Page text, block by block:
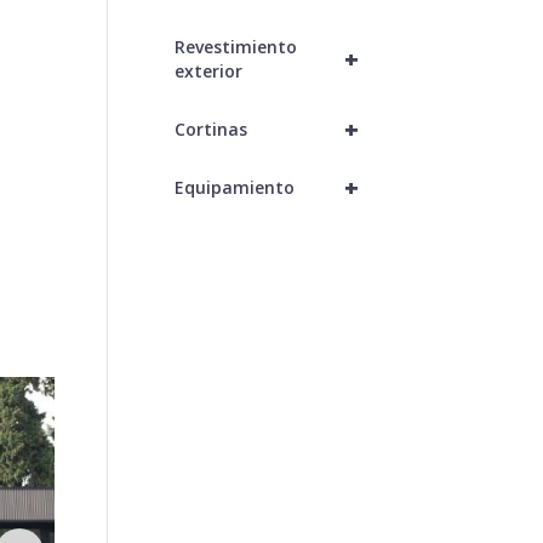
+
Revestimiento
exterior
+
Cortinas
+
Equipamiento